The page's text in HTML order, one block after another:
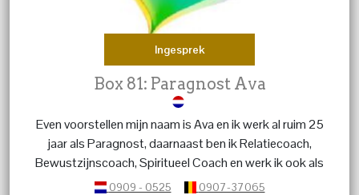
Ingesprek
Box 81: Paragnost Ava
Even voorstellen mijn naam is Ava en ik werk al ruim 25
jaar als Paragnost, daarnaast ben ik Relatiecoach,
Bewustzijnscoach, Spiritueel Coach en werk ik ook als
healer d.m.v zingen. Ik ben helder voelend en helder
0909 - 0525 0907-37065